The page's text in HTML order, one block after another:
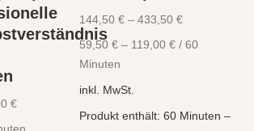
€
144,50 €– 433,50 €
59,50 €– 119,00 €/ 60
Minuten
inkl. MwSt.
Produkt enthält: 60 Minuten –